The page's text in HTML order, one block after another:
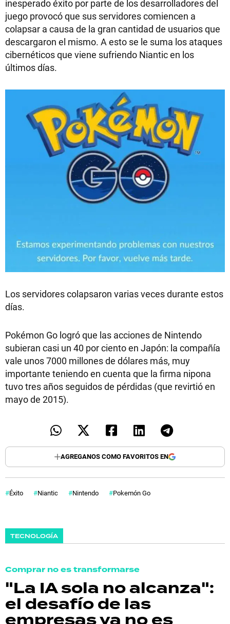
inesperado éxito por parte de los desarrolladores del
juego provocó que sus servidores comiencen a
colapsar a causa de la gran cantidad de usuarios que
descargaron el mismo. A esto se le suma los ataques
cibernéticos que viene sufriendo Niantic en los
últimos días.
Los servidores colapsaron varias veces durante estos
días.
Pokémon Go logró que las acciones de Nintendo
subieran casi un 40 por ciento en Japón: la compañía
vale unos 7000 millones de dólares más, muy
importante teniendo en cuenta que la firma nipona
tuvo tres años seguidos de pérdidas (que revirtió en
mayo de 2015).
AGREGANOS COMO FAVORITOS EN
Éxito Niantic Nintendo Pokemón Go
TECNOLOGÍA
Comprar no es transformarse
"La IA sola no alcanza":
el desafío de las